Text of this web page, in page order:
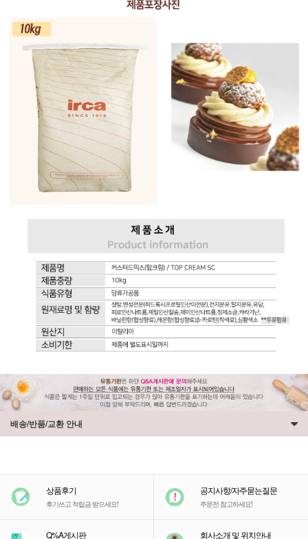
배송/반품/교환 안내
상품후기
후기쓰고 적립금 받으세요!
공지사항/자주묻는질문
주문전 참고하세요!
Q%A게시판 회사소개 및 위치안내